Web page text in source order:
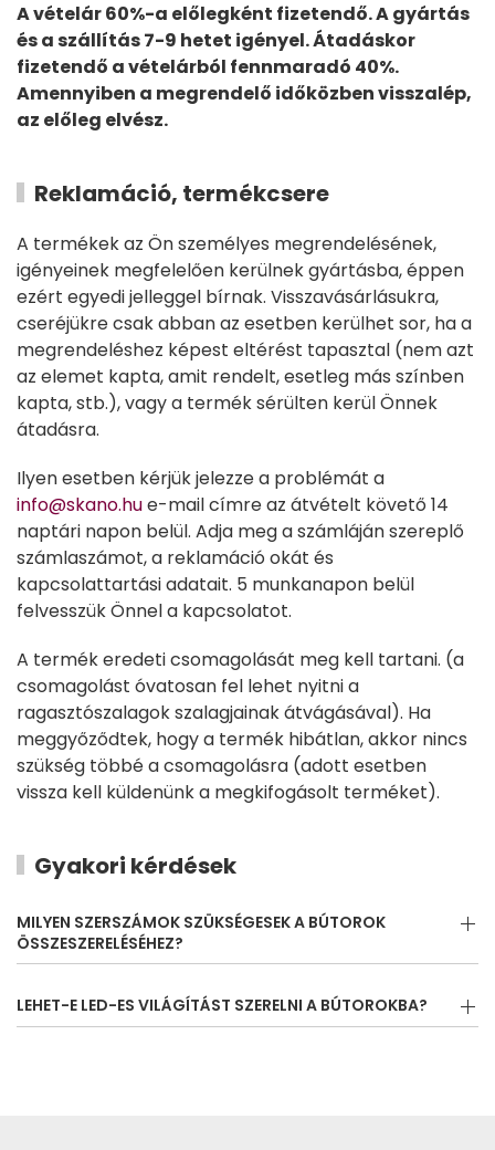
A vételár 60%-a előlegként fizetendő. A gyártás
és a szállítás 7-9 hetet igényel. Átadáskor
fizetendő a vételárból fennmaradó 40%.
Amennyiben a megrendelő időközben visszalép,
az előleg elvész.
Reklamáció, termékcsere
A termékek az Ön személyes megrendelésének,
igényeinek megfelelően kerülnek gyártásba, éppen
ezért egyedi jelleggel bírnak. Visszavásárlásukra,
cseréjükre csak abban az esetben kerülhet sor, ha a
megrendeléshez képest eltérést tapasztal (nem azt
az elemet kapta, amit rendelt, esetleg más színben
kapta, stb.), vagy a termék sérülten kerül Önnek
átadásra.
Ilyen esetben kérjük jelezze a problémát a
info@skano.hue-mail címre az átvételt követő 14
naptári napon belül. Adja meg a számláján szereplő
számlaszámot, a reklamáció okát és
kapcsolattartási adatait. 5 munkanapon belül
felvesszük Önnel a kapcsolatot.
A termék eredeti csomagolását meg kell tartani. (a
csomagolást óvatosan fel lehet nyitni a
ragasztószalagok szalagjainak átvágásával). Ha
meggyőződtek, hogy a termék hibátlan, akkor nincs
szükség többé a csomagolásra (adott esetben
vissza kell küldenünk a megkifogásolt terméket).
Gyakori kérdések
MILYEN SZERSZÁMOK SZÜKSÉGESEK A BÚTOROK
ÖSSZESZERELÉSÉHEZ?
LEHET-E LED-ES VILÁGÍTÁST SZERELNI A BÚTOROKBA?